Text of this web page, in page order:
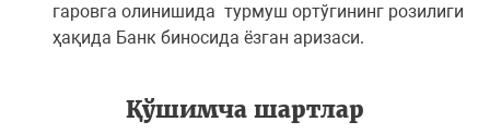
гаровга олинишида турмуш ортўгининг розилиги
ҳақида Банк биносида ёзган аризаси.
Қўшимча шартлар